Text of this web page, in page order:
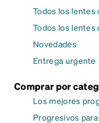
Todos los lentes
Todos los lentes
Novedades
Entrega urgente
Comprar por
Los mejores
Progresivos